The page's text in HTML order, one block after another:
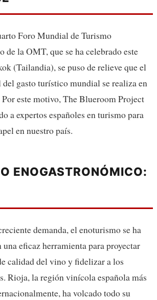
Foro Mundial de Turismo
de la OMT, que se ha celebrado este
(Tailandia), se puso de relieve que el
gasto turístico mundial se realiza en
este motivo, The Blueroom Project
a expertos españoles en turismo para
en nuestro país.
ENOGASTRONÓMICO:
demanda, el enoturismo se ha
una eficaz herramienta para proyectar
calidad del vino y fidelizar a los
Rioja, la región vinícola española más
ha volcado todo su